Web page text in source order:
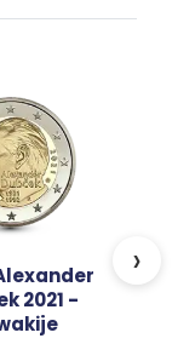
2021 -
›